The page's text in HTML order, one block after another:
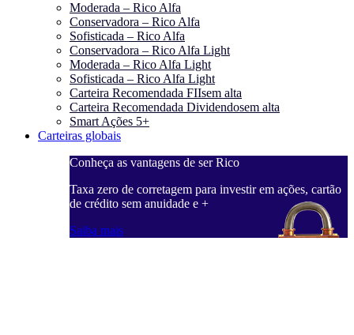
Moderada – Rico Alfa
Conservadora – Rico Alfa
Sofisticada – Rico Alfa
Conservadora – Rico Alfa Light
Moderada – Rico Alfa Light
Sofisticada – Rico Alfa Light
Carteira Recomendada FIIsem alta
Carteira Recomendada Dividendosem alta
Smart Ações 5+
Carteiras globais
Conheça as vantagens de ser Rico
Taxa zero de corretagem para investir em ações, cartão
de crédito sem anuidade e +
Saiba mais